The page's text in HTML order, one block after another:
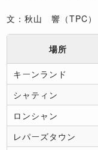
文：秋山 響（TPC）
場所
キーンランド
シャティン
ロンシャン
レパーズタウン